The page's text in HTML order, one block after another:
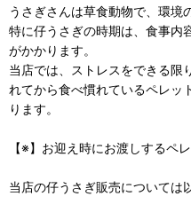
うさぎさんは草食動物で、環境
特に仔うさぎの時期は、食事内
がかかります。
当店では、ストレスをできる限
れてから食べ慣れているペレッ
ります。
【※】お迎え時にお渡しするペ
当店の仔うさぎ販売については